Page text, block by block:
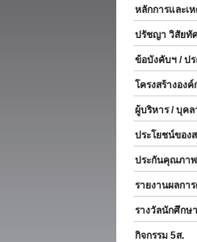
หลักการและเห
ปรัชญา วิสัยทัศ
ข้อบังคับฯ / ปร
โครงสร้างองค์
ผู้บริหาร / บุคล
ประโยชน์ของ
ประกันคุณภาพ
รายงานผลการ
รางวัลนักศึกษ
กิจกรรม 5ส.